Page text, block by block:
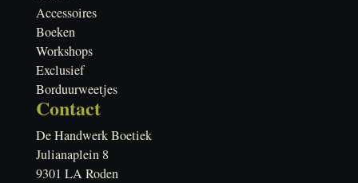
Accessoires
Boeken
Workshops
Exclusief
Borduurweetjes
Contact
De Handwerk Boetiek
Julianaplein 8
9301 LA Roden